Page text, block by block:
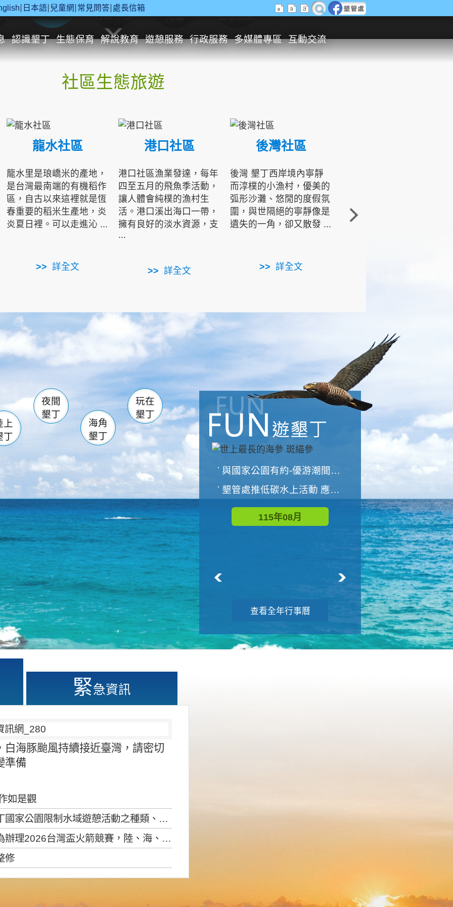
日本語 兒童網 常見問答 處長信箱
認識墾丁 生態保育 解說教育 遊憩服務 行政服務 多媒體專區 互動交流
休閒遊憩 行政申辦 兒童 生態旅遊
社區生態旅遊
龍水社區
龍水里是琅嶠米的產地，
是台灣最南端的有機稻作
區，自古以來這裡就是恆
春重要的稻米生產地，炎
炎夏日裡。可以走進沁 ...
詳全文
港口社區
港口社區漁業發達，每年
四至五月的飛魚季活動，
讓人體會純樸的漁村生
活。港口溪出海口一帶，
擁有良好的淡水資源，支
...
詳全文
後灣社區
後灣 墾丁西岸境內寧靜
而淳樸的小漁村，優美的
弧形沙灘、悠閒的度假氛
圍，與世隔絕的寧靜像是
遺失的一角，卻又散發 ...
詳全文
角的端點，冬季海浪拍打
著礁岸，旺盛的侵蝕作
南仁湖
滿州 佳樂水
森林遊樂區
墾管處遊客中心
社頂公園 風吹沙
船帆石 龍磐公園
香蕉灣 龍坑
鵝鑾鼻
上
丁
夜間
墾丁
海角
墾丁
玩在
墾丁
與國家公園有約-優游潮間探險者
墾管處推低碳水上活動 應屆畢業生限額免費參加
115年08月
世界地球清潔日 墾管處辦理「2026年墾丁國家公園沙灘淨灘活動
115年09月
查看全年行事曆
緊急資訊
海豚颱風持續接近臺灣，請密切
準備
如是觀
制水域遊憩活動之種類、範圍、時間及行為」，自即日生效。
盃火箭競賽，陸、海、空域警戒及協調相關事宜，因颱風備案事宜
修